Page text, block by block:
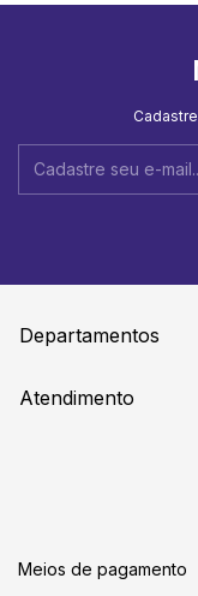
Departamentos
Atendimento
Meios de pagamento